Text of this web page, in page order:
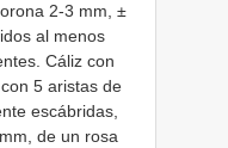
2-3 mm, ±
al menos
Cáliz con
5 aristas de
escábridas,
de un rosa